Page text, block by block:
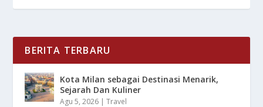
BERITA TERBARU
Kota Milan sebagai Destinasi Menarik,
Sejarah Dan Kuliner
Agu 5, 2026 |Travel